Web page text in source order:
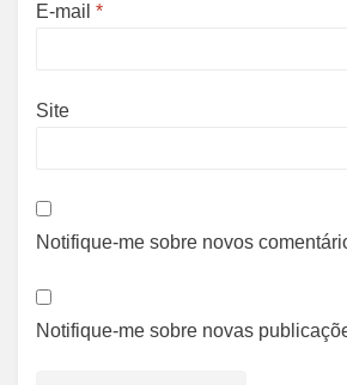
E-mail *
Site
Notifique-me sobre novos
Notifique-me sobre novas